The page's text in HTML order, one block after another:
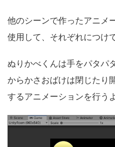
他のシーンで作ったアニメ
使用して、それぞれにつけ
ぬりかべくんは手をパタパ
からかさおばけは閉じたり
するアニメーションを行う